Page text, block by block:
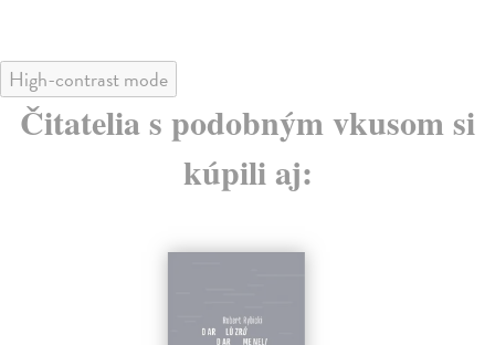
High-contrast mode
Čitatelia s podobným vkusom si
kúpili aj: